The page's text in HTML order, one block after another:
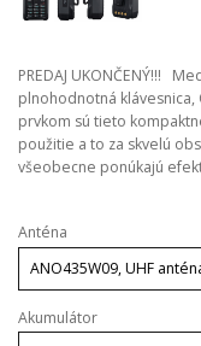
PREDAJ UKONČENÝ!!!
plnohodnotná klávesnica,
prvkom sú tieto
použitie a to za skvelú
všeobecne ponúkajú
Anténa
Akumulátor